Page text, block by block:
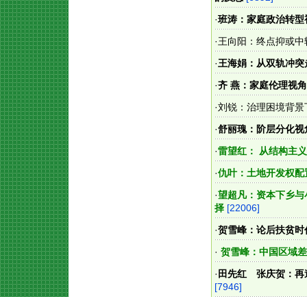
·班涛：家庭政治转
·王向阳：终点抑或
·王海娟：从双轨冲
·齐 燕：家庭伦理视
·刘锐：治理困境背
·舒丽瑰：阶层分化
·雷望红： 从结构主
·仇叶：土地开发权
·望超凡：资本下乡
择 [22006]
·贺雪峰：论后扶贫
· 贺雪峰：中国区域
· 田先红 张庆贺：再
[7946]